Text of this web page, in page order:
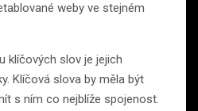
weby ve stejném
klíčových slov je jejich
Klíčová slova by měla být
s ním co nejblíže spojenost.